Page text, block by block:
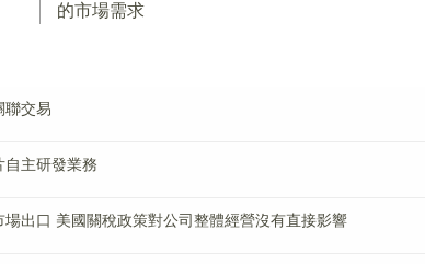
的市場需求
聯交易
主研發業務
出口 美國關稅政策對公司整體經營沒有直接影響